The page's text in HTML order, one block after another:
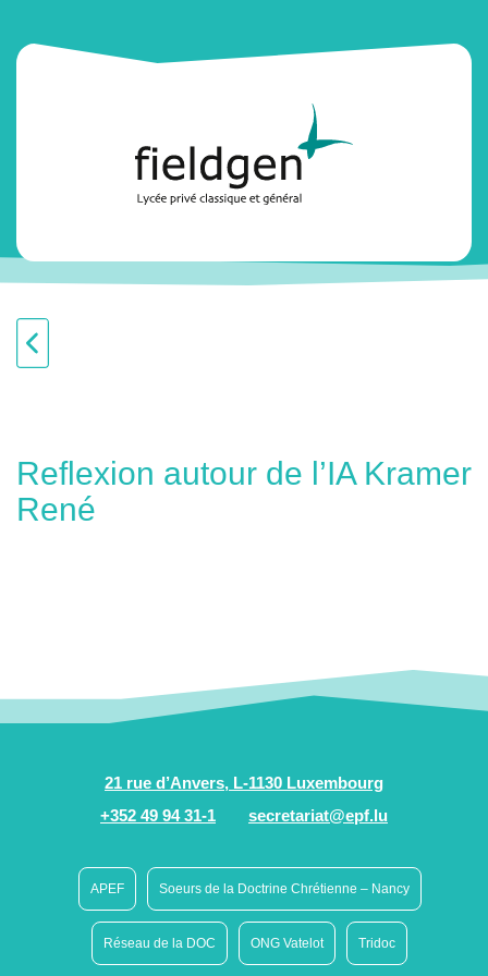
Reflexion autour de l’IA Kramer
René
21 rue d’Anvers, L-1130 Luxembourg
+352 49 94 31-1
secretariat@epf.lu
APEF Soeurs de la Doctrine Chrétienne – Nancy
Réseau de la DOC ONG Vatelot Tridoc